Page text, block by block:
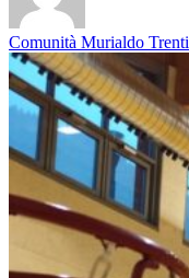
Comunità Murialdo